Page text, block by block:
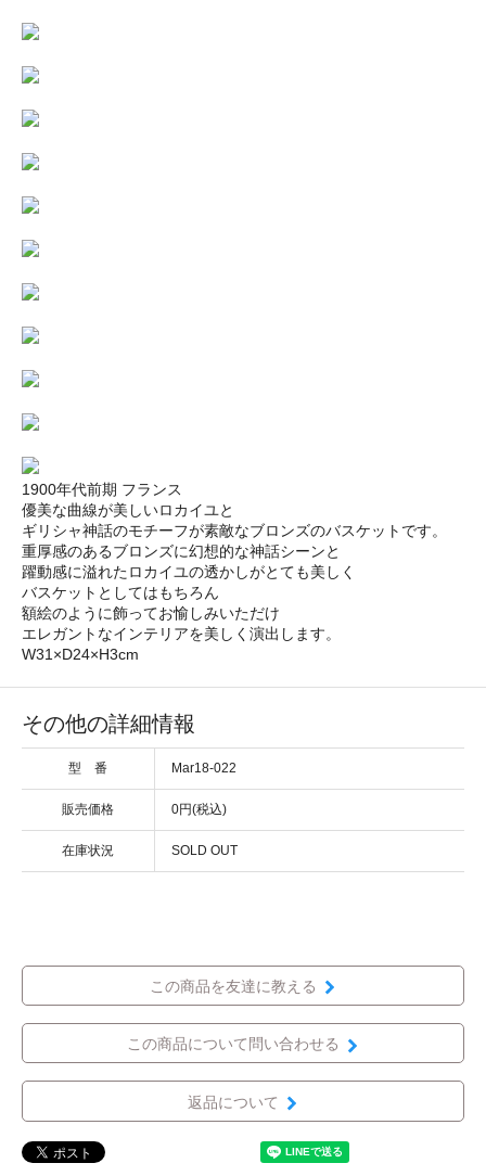
1900年代前期 フランス
優美な曲線が美しいロカイユと
ギリシャ神話のモチーフが素敵なブロンズのバスケットです。
重厚感のあるブロンズに幻想的な神話シーンと
躍動感に溢れたロカイユの透かしがとても美しく
バスケットとしてはもちろん
額絵のように飾ってお愉しみいただけ
エレガントなインテリアを美しく演出します。
W31×D24×H3cm
その他の詳細情報
型 番 Mar18-022
販売価格 0円(税込)
在庫状況 SOLD OUT
この商品を友達に教える
この商品について問い合わせる
返品について